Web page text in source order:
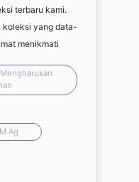
terbaru kami.
koleksi yang data-
menikmati